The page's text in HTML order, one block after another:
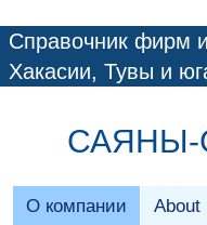
Справочник фирм
Хакасии, Тувы и
САЯНЫ-
О компании About